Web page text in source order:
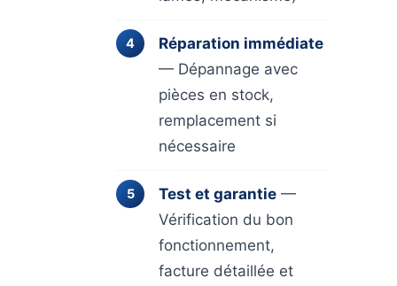
Réparation immédiate
— Dépannage avec
pièces en stock,
remplacement si
nécessaire
Test et garantie —
Vérification du bon
fonctionnement,
facture détaillée et